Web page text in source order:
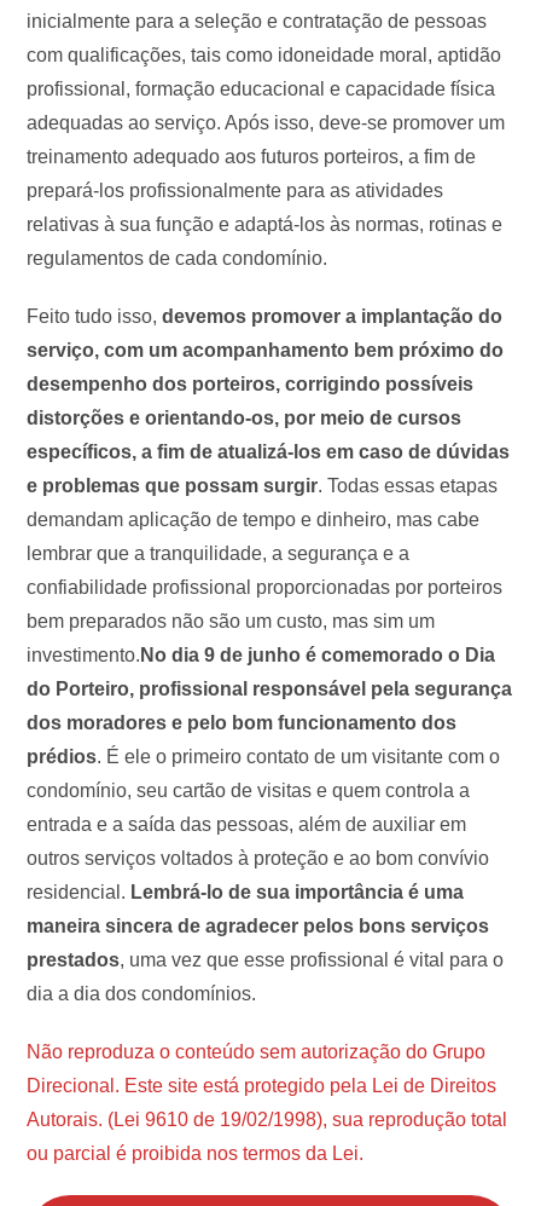
inicialmente para a seleção e contratação de pessoas
com qualificações, tais como idoneidade moral, aptidão
profissional, formação educacional e capacidade física
adequadas ao serviço. Após isso, deve-se promover um
treinamento adequado aos futuros porteiros, a fim de
prepará-los profissionalmente para as atividades
relativas à sua função e adaptá-los às normas, rotinas e
regulamentos de cada condomínio.
Feito tudo isso,devemos promover a implantação do
serviço, com um acompanhamento bem próximo do
desempenho dos porteiros, corrigindo possíveis
distorções e orientando-os, por meio de cursos
específicos, a fim de atualizá-los em caso de dúvidas
e problemas que possam surgir. Todas essas etapas
demandam aplicação de tempo e dinheiro, mas cabe
lembrar que a tranquilidade, a segurança e a
confiabilidade profissional proporcionadas por porteiros
bem preparados não são um custo, mas sim um
investimento. No dia 9 de junho é comemorado o Dia
do Porteiro, profissional responsável pela segurança
dos moradores e pelo bom funcionamento dos
prédios. É ele o primeiro contato de um visitante com o
condomínio, seu cartão de visitas e quem controla a
entrada e a saída das pessoas, além de auxiliar em
outros serviços voltados à proteção e ao bom convívio
residencial. Lembrá-lo de sua importância é uma
maneira sincera de agradecer pelos bons serviços
prestados, uma vez que esse profissional é vital para o
dia a dia dos condomínios.
Não reproduza o conteúdo sem autorização do Grupo
Direcional. Este site está protegido pela Lei de Direitos
Autorais. (Lei 9610 de 19/02/1998), sua reprodução total
ou parcial é proibida nos termos da Lei.